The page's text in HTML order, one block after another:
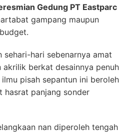
Gedung PT Eastparc
gampang maupun
sehari-hari sebenarnya amat
akrilik berkat desainnya penuh
ilmu pisah sepantun ini beroleh
hasrat panjang sonder
nan diperoleh tengah